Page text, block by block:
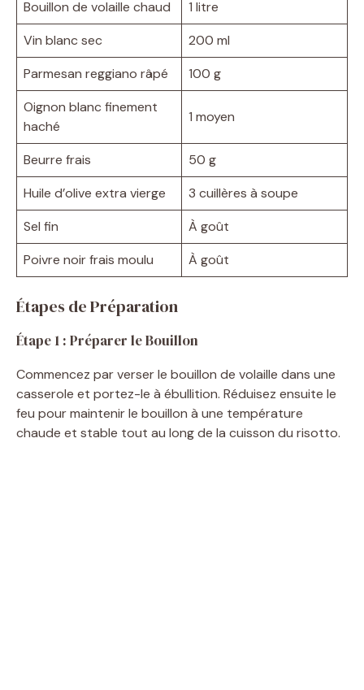
Bouillon de volaille chaud
1 litre
Vin blanc sec
200 ml
Parmesan reggiano râpé
100 g
Oignon blanc finement
haché
1 moyen
Beurre frais
50 g
Huile d’olive extra vierge
3 cuillères à soupe
Sel fin
À goût
Poivre noir frais moulu
À goût
Étapes de Préparation
Étape 1 : Préparer le Bouillon
Commencez par verser le bouillon de volaille dans une
casserole et portez-le à ébullition. Réduisez ensuite le
feu pour maintenir le bouillon à une température
chaude et stable tout au long de la cuisson du risotto.